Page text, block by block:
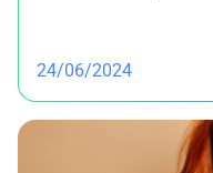
24/06/2024